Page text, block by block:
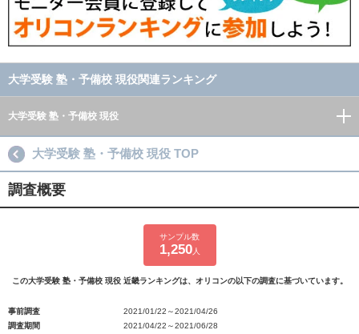
大学受験 塾・予備校 現役関連ランキング
大学受験 塾・予備校 現役
大学受験 塾・予備校 現役 TOP
調査概要
サンプル数
1,250人
この大学受験 塾・予備校 現役 近畿ランキングは、オリコンの以下の調査に基づいています。
事前調査
2021/01/22～2021/04/26
調査期間
2021/04/22～2021/06/28